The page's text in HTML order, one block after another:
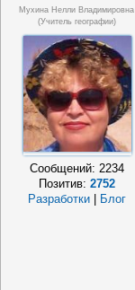
Мухина Нелли Владимировна
(Учитель географии)
Сообщений: 2234
Позитив: 2752
Разработки
Блог